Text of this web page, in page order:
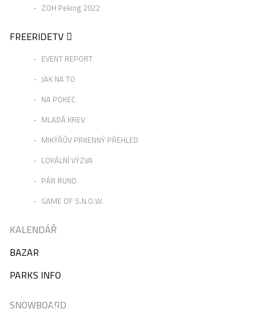
ZOH Peking 2022
FREERIDETV
EVENT REPORT
JAK NA TO
NA POKEC
MLADÁ KREV
MIKÝŘŮV PRKENNÝ PŘEHLED
LOKÁLNÍ VÝZVA
PÁR RUND
GAME OF S.N.O.W.
KALENDÁŘ
BAZAR
PARKS INFO
SNOWBOARD